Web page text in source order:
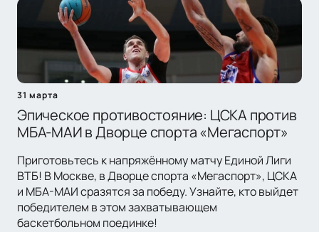
31 марта
Эпическое противостояние: ЦСКА против
МБА-МАИ в Дворце спорта «Мегаспорт»
Приготовьтесь к напряжённому матчу Единой Лиги
ВТБ! В Москве, в Дворце спорта «Мегаспорт», ЦСКА
и МБА-МАИ сразятся за победу. Узнайте, кто выйдет
победителем в этом захватывающем
баскетбольном поединке!